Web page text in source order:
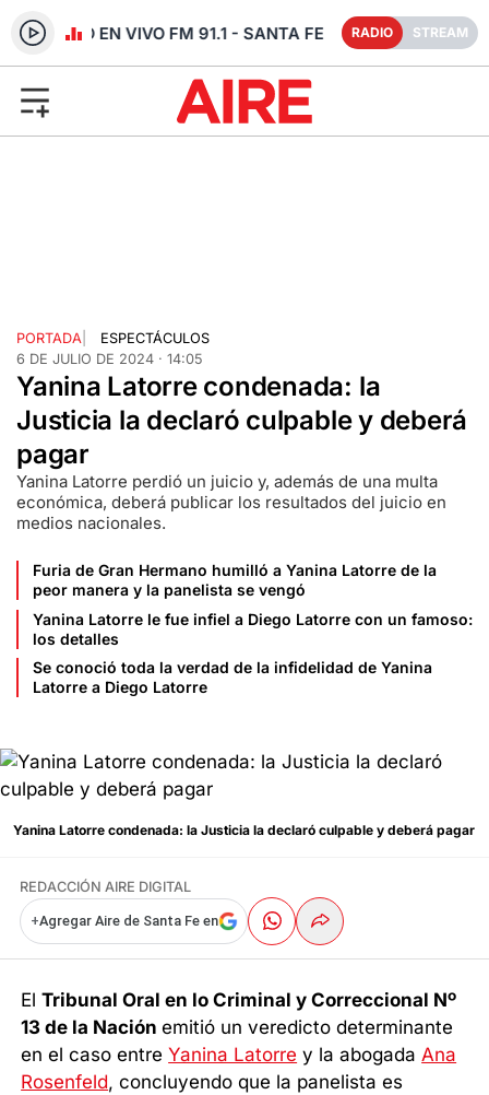
RADIO EN VIVO FM 91.1 - SANTA FE RADIO STREAM
PORTADA
ESPECTÁCULOS
6 DE JULIO DE 2024 · 14:05
Yanina Latorre condenada: la
Justicia la declaró culpable y deberá
pagar
Yanina Latorre perdió un juicio y, además de una multa
económica, deberá publicar los resultados del juicio en
medios nacionales.
Furia de Gran Hermano humilló a Yanina Latorre de la
peor manera y la panelista se vengó
Yanina Latorre le fue infiel a Diego Latorre con un famoso:
los detalles
Se conoció toda la verdad de la infidelidad de Yanina
Latorre a Diego Latorre
Yanina Latorre condenada: la Justicia la declaró culpable y deberá pagar
REDACCIÓN AIRE DIGITAL
+Agregar Aire de Santa Fe en
ElTribunal Oral en lo Criminal y Correccional Nº
13 de la Naciónemitió un veredicto determinante
en el caso entreYanina Latorre y la abogadaAna
Rosenfeld, concluyendo que la panelista es